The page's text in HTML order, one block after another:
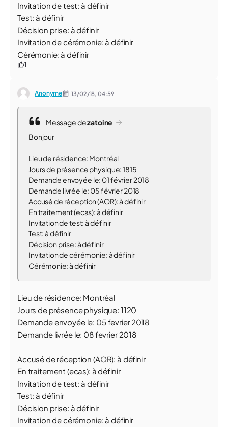
Invitation de test: à définir
Test: à définir
Décision prise: à définir
Invitation de cérémonie: à définir
Cérémonie: à définir
1
Anonyme 13/02/18,04:59
Message dezatoine
Bonjour
Lieu de résidence: Montréal
Jours de présence physique: 1815
Demande envoyée le: 01 février 2018
Demande livrée le: 05 février 2018
Accusé de réception (AOR): à définir
En traitement (ecas): à définir
Invitation de test: à définir
Test: à définir
Décision prise: à définir
Invitation de cérémonie: à définir
Cérémonie: à définir
Lieu de résidence: Montréal
Jours de présence physique: 1120
Demande envoyée le: 05 fevrier 2018
Demande livrée le: 08 fevrier 2018
Accusé de réception (AOR): à définir
En traitement (ecas): à définir
Invitation de test: à définir
Test: à définir
Décision prise: à définir
Invitation de cérémonie: à définir